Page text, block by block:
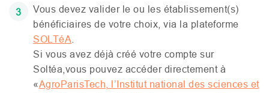
Vous devez valider le ou les établissement(s)
bénéficiaires de votre choix, via la plateforme
SOLTéA
Si vous avez déjà créé votre compte sur
Soltéa,vous pouvez accéder directement à
«AgroParisTech, l’Institut national des sciences et